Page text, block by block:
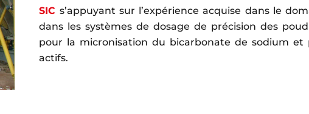
SIC s’appuyant sur l’expérience acquise dans le
dans les systèmes de dosage de précision des
pour la micronisation du bicarbonate de sodium
actifs.